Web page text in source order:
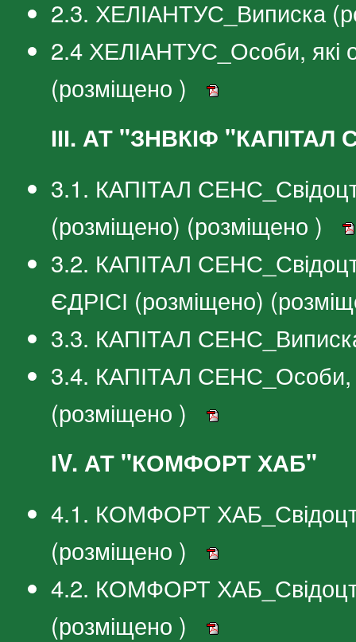
2.3. ХЕЛІАНТУС_Виписка
2.4 ХЕЛІАНТУС_Особи, які
(розміщено )
ІІІ. АТ "ЗНВКІФ "КАПІТАЛ
3.1. КАПІТАЛ
(розміщено) (розміщено )
3.2. КАПІТАЛ
ЄДРІСІ (розміщено)
3.3. КАПІТАЛ
3.4. КАПІТАЛ СЕНС_Особи,
(розміщено )
ІV. АТ "КОМФОРТ ХАБ"
4.1. КОМФОРТ
(розміщено )
4.2. КОМФОРТ
(розміщено )